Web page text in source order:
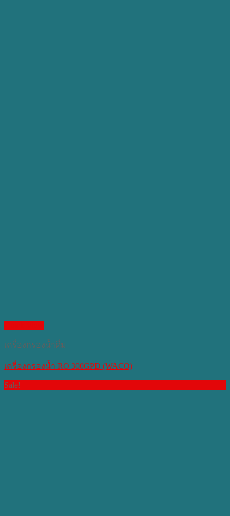
เครื่องกรองน้ำดื่ม
เครื่องกรองน้ำ RO 300GPD (WACO)
Sale!